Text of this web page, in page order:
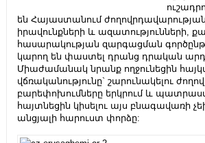
են Հայաստանում
իրավունքների և ազատությունների,
հասարակության զարգացման
կարող են փաստել դրանց դրական
Միաժամանակ նրանք ողջունեցին
վճռականությունը` շարունակելու
բարեփոխումները երկրում և
հայտնեցին կիսելու այս բնագավառի
անցյալի հարուստ փորձը: